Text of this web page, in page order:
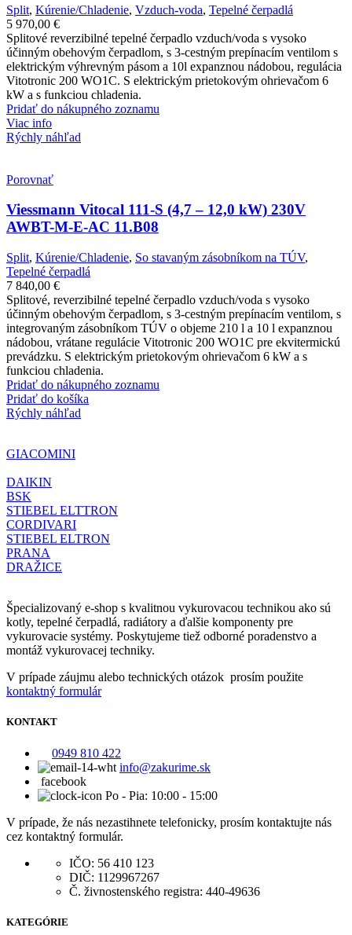
Split, Kúrenie/Chladenie, Vzduch-voda, Tepelné čerpadlá
5 970,00 €
Splitové reverzibilné tepelné čerpadlo vzduch/voda s vysoko
účinným obehovým čerpadlom, s 3-cestným prepínacím ventilom s
elektrickým výhrevným pásom a 10l expanznou nádobou, regulácia
Vitotronic 200 WO1C. S elektrickým prietokovým ohrievačom 6
kW a s funkciou chladenia.
Pridať do nákupného zoznamu
Viac info
Rýchly náhľad
Porovnať
Viessmann Vitocal 111-S (4,7 – 12,0 kW) 230V
AWBT-M-E-AC 11.B08
Split, Kúrenie/Chladenie, So stavaným zásobníkom na TÚV,
Tepelné čerpadlá
7 840,00 €
Splitové, reverzibilné tepelné čerpadlo vzduch/voda s vysoko
účinným obehovým čerpadlom, s 3-cestným prepínacím ventilom, s
integrovaným zásobníkom TÚV o objeme 210 l a 10 l expanznou
nádobou, vrátane regulácie Vitotronic 200 WO1C pre ekvitermickú
prevádzku. S elektrickým prietokovým ohrievačom 6 kW a s
funkciou chladenia.
Pridať do nákupného zoznamu
Pridať do košíka
Rýchly náhľad
GIACOMINI
DAIKIN
BSK
STIEBEL ELTTRON
CORDIVARI
STIEBEL ELTRON
PRANA
DRAŽICE
Špecializovaný e-shop s kvalitnou vykurovacou technikou ako sú
kotly, tepelné čerpadlá, radiátory a ďalšie komponenty pre
vykurovacie systémy. Poskytujeme tiež odborné poradenstvo a
montáž vykurovacej techniky.
V prípade záujmu alebo technických otázok prosím použite
kontaktný formulár
KONTAKT
0949 810 422
info@zakurime.sk
facebook
Po - Pia: 10:00 - 15:00
V prípade, že nás nezastihnete telefonicky, prosím kontaktujte nás
cez kontaktný formulár.
IČO: 56 410 123
DIČ: 1129967267
Č. živnostenského registra: 440-49636
KATEGÓRIE